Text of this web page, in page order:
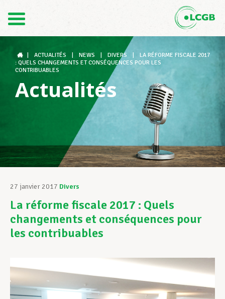
DE
Le LCGB
Structures syndicales
Assistance au Travail
Vos droits
Développement professionnel
ACTUALITÉS NEWS DIVERS
LA RÉFORME FISCALE 2017
: QUELS CHANGEMENTS ET CONSÉQUENCES POUR LES
CONTRIBUABLES
Actualités
27 janvier 2017 Divers
La réforme fiscale 2017 : Quels
changements et conséquences pour
les contribuables